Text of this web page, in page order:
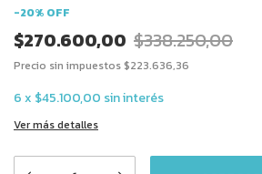
-20% OFF
$270.600,00 $338.250,00
Precio sin impuestos$223.636,36
6x $45.100,00 sin interés
Ver más detalles